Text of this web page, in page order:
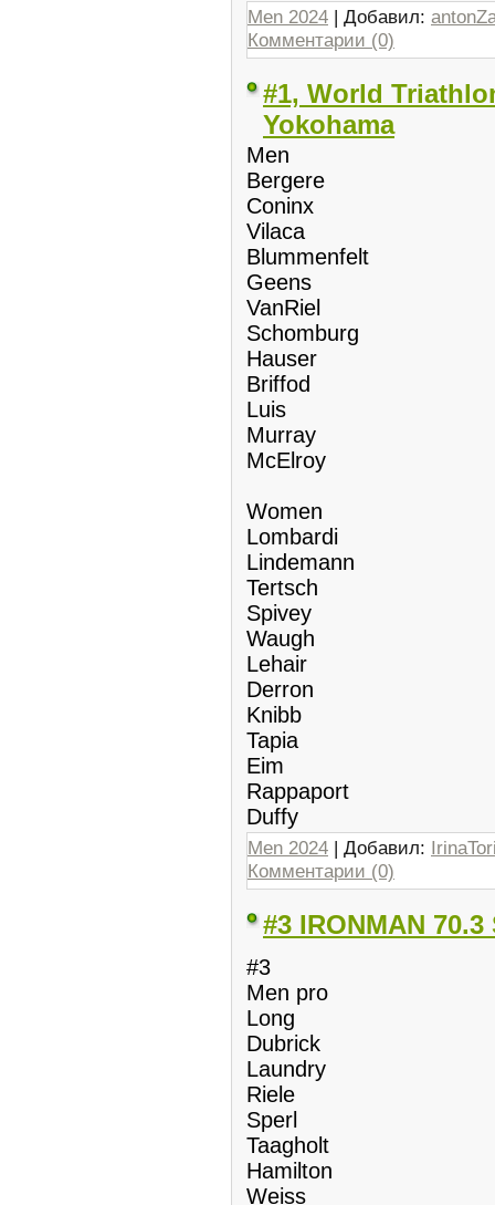
Men 2024 | Добавил:
Комментарии (0)
#1, World
Yokohama
Men
Bergere
Coninx
Vilaca
Blummenfelt
Geens
VanRiel
Schomburg
Hauser
Briffod
Luis
Murray
McElroy
Women
Lombardi
Lindemann
Tertsch
Spivey
Waugh
Lehair
Derron
Knibb
Tapia
Eim
Rappaport
Duffy
Men 2024 | Добавил:
Комментарии (0)
#3 IRONMAN
#3
Men pro
Long
Dubrick
Laundry
Riele
Sperl
Taagholt
Hamilton
Weiss